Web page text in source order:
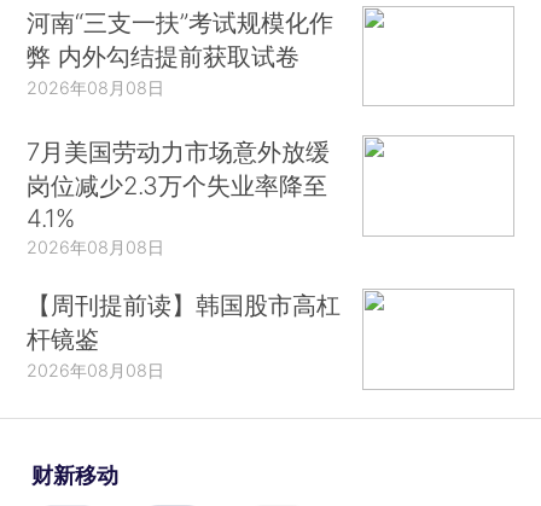
河南“三支一扶”考试规模化作
弊 内外勾结提前获取试卷
2026年08月08日
7月美国劳动力市场意外放缓
岗位减少2.3万个失业率降至
4.1%
2026年08月08日
【周刊提前读】韩国股市高杠
杆镜鉴
2026年08月08日
财新移动